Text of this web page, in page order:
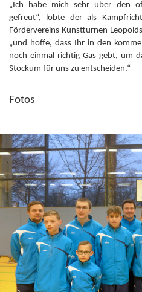
„Ich habe mich sehr über den
gefreut“, lobte der als
Fördervereins Kunstturnen
„und hoffe, dass Ihr in den
noch einmal richtig Gas gebt, um
Stockum für uns zu entscheiden.“
Fotos